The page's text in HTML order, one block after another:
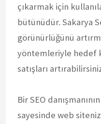
çıkarmak için
bütünüdür. Sakarya
görünürlüğünü
yöntemleriyle hedef
satışları
Bir SEO
sayesinde web